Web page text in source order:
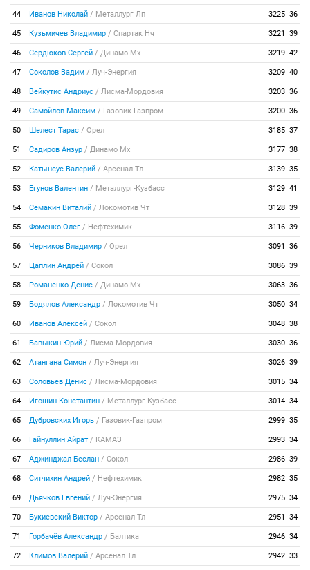
44 Иванов Николай / Металлург Лп 3225 36
45 Кузьмичев Владимир / Спартак Нч 3221 39
46 Сердюков Сергей / Динамо Мх 3219 42
47 Соколов Вадим / Луч-Энергия 3209 40
48 Вейкутис Андриус / Лисма-Мордовия 3203 36
49 Самойлов Максим / Газовик-Газпром 3200 36
50 Шелест Тарас / Орел 3185 37
51 Садиров Анзур / Динамо Мх 3177 38
52 Катынсус Валерий / Арсенал Тл 3139 35
53 Егунов Валентин / Металлург-Кузбасс 3129 41
54 Семакин Виталий / Локомотив Чт 3128 39
55 Фоменко Олег / Нефтехимик 3116 39
56 Черников Владимир / Орел 3091 36
57 Цаплин Андрей / Сокол 3086 39
58 Романенко Денис / Динамо Мх 3063 36
59 Бодялов Александр / Локомотив Чт 3050 34
60 Иванов Алексей / Сокол 3048 38
61 Бавыкин Юрий / Лисма-Мордовия 3030 36
62 Атангана Симон / Луч-Энергия 3026 39
63 Соловьев Денис / Лисма-Мордовия 3015 34
64 Игошин Константин / Металлург-Кузбасс 3014 34
65 Дубровских Игорь / Газовик-Газпром 2999 35
66 Гайнуллин Айрат / КАМАЗ 2993 34
67 Аджинджал Беслан / Сокол 2986 39
68 Ситчихин Андрей / Нефтехимик 2982 35
69 Дьячков Евгений / Луч-Энергия 2975 34
70 Букиевский Виктор / Арсенал Тл 2951 34
71 Горбачёв Александр / Балтика 2946 34
72 Климов Валерий / Арсенал Тл 2942 33